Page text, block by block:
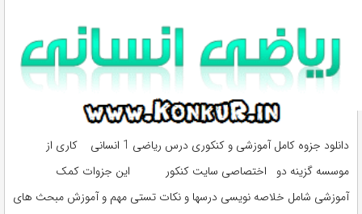
دانلود جزوه کامل آموزشی و کنکوری درس ریاضی 1 انسانی کاری از
موسسه گزینه دو اختصاصی سایت کنکور این جزوات کمک
آموزشی شامل خلاصه نویسی درسها و نکات تستی مهم و آموزش مبحث های